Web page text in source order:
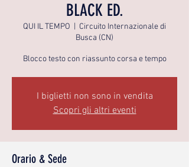
BLACK ED.
QUI IL TEMPO
Circuito Internazionale di
Busca (CN)
Blocco testo con riassunto corsa e tempo
I biglietti non sono in vendita
Scopri gli altri eventi
Orario & Sede